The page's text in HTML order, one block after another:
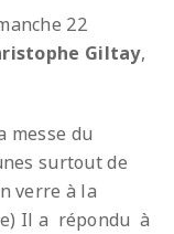
22
Giltay,
messe du
surtout de
verre à la
Il a répondu à